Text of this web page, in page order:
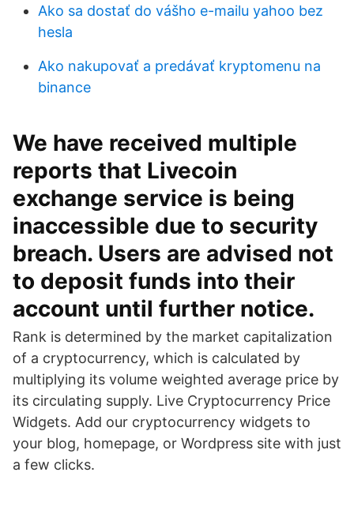
Ako sa dostať do vášho e-mailu yahoo bez
hesla
Ako nakupovať a predávať kryptomenu na
binance
We have received multiple
reports that Livecoin
exchange service is being
inaccessible due to security
breach. Users are advised not
to deposit funds into their
account until further notice.
Rank is determined by the market capitalization
of a cryptocurrency, which is calculated by
multiplying its volume weighted average price by
its circulating supply. Live Cryptocurrency Price
Widgets. Add our cryptocurrency widgets to
your blog, homepage, or Wordpress site with just
a few clicks.